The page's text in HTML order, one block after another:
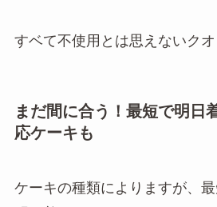
すベて不使用とは思えないクオ
まだ間に合う！最短で明日
応ケーキも
ケーキの種類によりますが、